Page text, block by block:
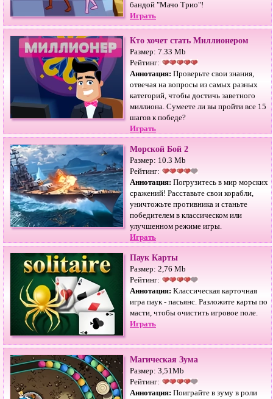
бандой "Мачо Трио"!
Играть
Кто хочет стать Миллионером
Размер: 7.33 Mb
Рейтинг:
Аннотация: Проверьте свои знания,
отвечая на вопросы из самых разных
категорий, чтобы достичь заветного
миллиона. Сумеете ли вы пройти все 15
шагов к победе?
Играть
Морской Бой 2
Размер: 10.3 Mb
Рейтинг:
Аннотация: Погрузитесь в мир морских
сражений! Расставьте свои корабли,
уничтожьте противника и станьте
победителем в классическом или
улучшенном режиме игры.
Играть
Паук Карты
Размер: 2,76 Mb
Рейтинг:
Аннотация: Классическая карточная
игра паук - пасьянс. Разложите карты по
масти, чтобы очистить игровое поле.
Играть
Магическая Зума
Размер: 3,51Mb
Рейтинг:
Аннотация: Поиграйте в зуму в роли